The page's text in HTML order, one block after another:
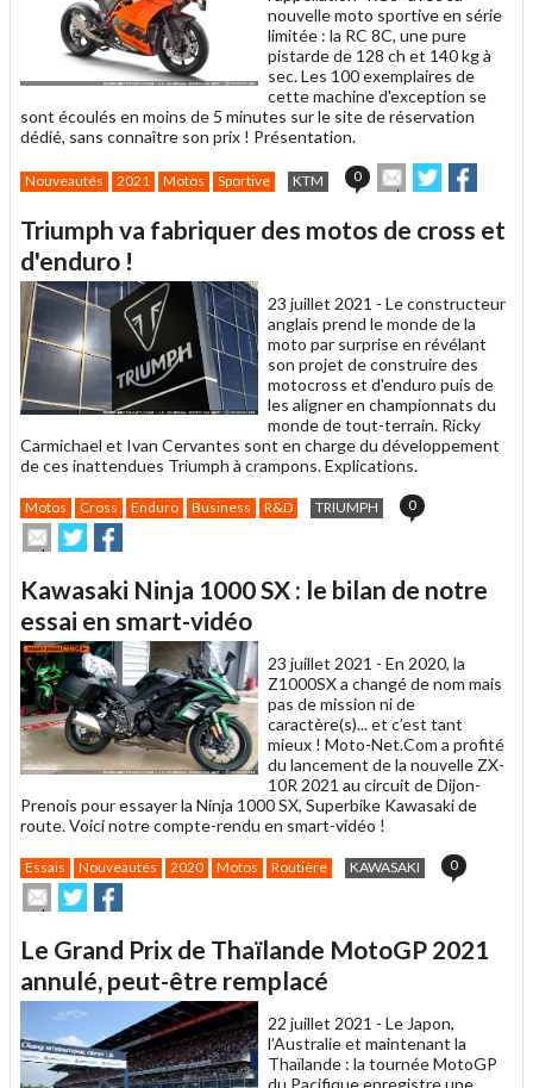
nouvelle moto sportive en série
limitée : la RC 8C, une pure
pistarde de 128 ch et 140 kg à
sec. Les 100 exemplaires de
cette machine d'exception se
sont écoulés en moins de 5 minutes sur le site de réservation
dédié, sans connaître son prix ! Présentation.
Nouveautés 2021 Motos Sportive KTM 0
Envoyer
cet
à
Partager
sur sur
Triumph va fabriquer des motos de cross et
d'enduro !
23 juillet 2021 - Le constructeur
anglais prend le monde de la
moto par surprise en révélant
son projet de construire des
motocross et d'enduro puis de
les aligner en championnats du
monde de tout-terrain. Ricky
Carmichael et Ivan Cervantes sont en charge du développement
de ces inattendues Triumph à crampons. Explications.
Motos Cross Enduro Business R&D TRIUMPH 0
Envoyer
cet
à
un
ami
Partager
sur
sur
Kawasaki Ninja 1000 SX : le bilan de notre
essai en smart-vidéo
23 juillet 2021 - En 2020, la
Z1000SX a changé de nom mais
pas de mission ni de
caractère(s)... et c’est tant
mieux ! Moto-Net.Com a profité
du lancement de la nouvelle ZX-
10R 2021 au circuit de Dijon-
Prenois pour essayer la Ninja 1000 SX, Superbike Kawasaki de
route. Voici notre compte-rendu en smart-vidéo !
Essais Nouveautés 2020 Motos Routière KAWASAKI 0
Envoyer
cet
à
un
ami
Partager
sur
sur
Le Grand Prix de Thaïlande MotoGP 2021
annulé, peut-être remplacé
22 juillet 2021 - Le Japon,
l’Australie et maintenant la
Thaïlande : la tournée MotoGP
du Pacifique enregistre une